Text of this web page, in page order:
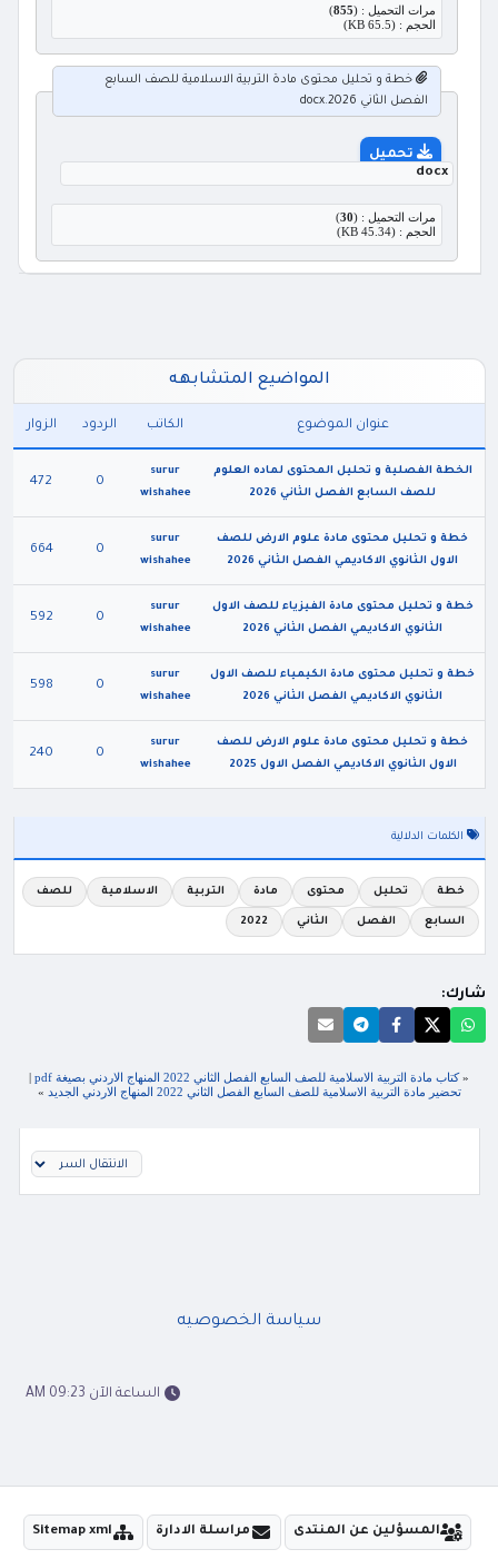
مرات التحميل : (855
)
الحجم : (65.5 KB)
خطة و تحليل محتوى مادة التربية الاسلامية للصف السابع
الفصل الثاني 2026.docx
تحميل
docx
مرات التحميل : (30
)
الحجم : (45.34 KB)
المواضيع المتشابهه
عنوان الموضوع الكاتب الردود الزوار
الخطة الفصلية و تحليل المحتوى لماده العلوم
للصف السابع الفصل الثاني 2026
surur
wishahee
0
472
خطة و تحليل محتوى مادة علوم الارض للصف
الاول الثانوي الاكاديمي الفصل الثاني 2026
surur
wishahee
0
664
خطة و تحليل محتوى مادة الفيزياء للصف الاول
الثانوي الاكاديمي الفصل الثاني 2026
surur
wishahee
0
592
خطة و تحليل محتوى مادة الكيمياء للصف الاول
الثانوي الاكاديمي الفصل الثاني 2026
surur
wishahee
0
598
خطة و تحليل محتوى مادة علوم الارض للصف
الاول الثانوي الاكاديمي الفصل الاول 2025
surur
wishahee
0
240
الكلمات الدلالية
خطة تحليل محتوى مادة التربية الاسلامية للصف
السابع الفصل الثاني 2022
شارك:
«كتاب مادة التربية الاسلامية للصف السابع الفصل الثاني 2022 المنهاج الاردني بصيغة pdf
|
تحضير مادة التربية الاسلامية للصف السابع الفصل الثاني 2022 المنهاج الاردني الجديد
»
سياسة الخصوصيه
الساعة الآن 09:23 AM
المسؤلين عن المنتدى مراسلة الادارة Sitemap xml